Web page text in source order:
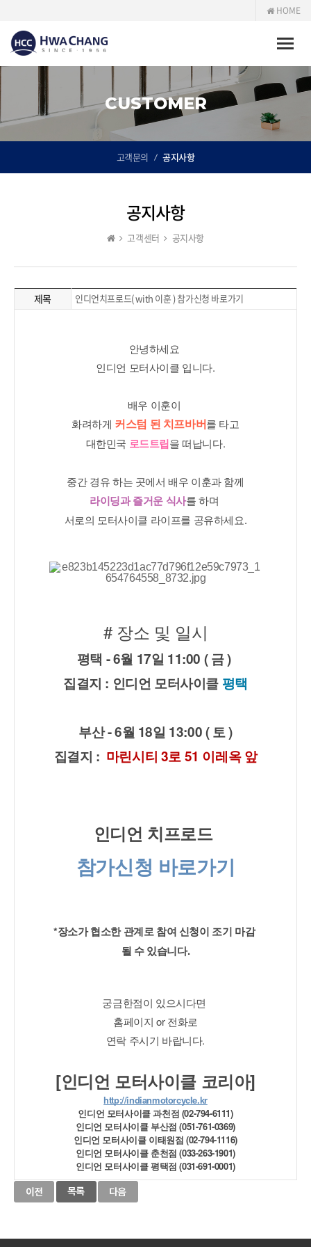
HOME
Toggle
CUSTOMER
고객문의 공지사항
공지사항
고객센터 공지사항
제목 인디언치프로드( with 이훈 ) 참가신청 바로가기
안녕하세요
인디언 모터사이클 입니다.
배우 이훈이
화려하게 커스텀 된 치프바버를 타고
대한민국 로드트립을 떠납니다.
중간 경유 하는 곳에서 배우 이훈과 함께
라이딩과 즐거운 식사를 하며
서로의 모터사이클 라이프를 공유하세요.
# 장소 및 일시
평택 - 6월 17일 11:00 ( 금 )
집결지 : 인디언 모터사이클 평택
부산 - 6월 18일 13:00 ( 토 )
집결지 : 마린시티 3로 51 이레옥 앞
인디언 치프로드
참가신청 바로가기
*장소가 협소한 관계로 참여 신청이 조기 마감
될 수 있습니다.
궁금한점이 있으시다면
홈페이지 or 전화로
연락 주시기 바랍니다.
[인디언 모터사이클 코리아]
http://indianmotorcycle.kr
인디언 모터사이클 과천점 (02-794-6111)
인디언 모터사이클 부산점 (051-761-0369)
인디언 모터사이클 이태원점 (02-794-1116)
인디언 모터사이클 춘천점 (033-263-1901)
인디언 모터사이클 평택점 (031-691-0001)